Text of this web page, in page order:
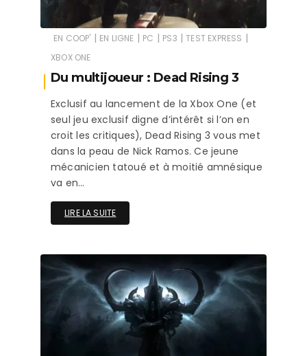
EN COOP' | EN LIGNE | PC | PS3 | TEST EXPRESS |
XBOX ONE
Du multijoueur : Dead Rising 3
Exclusif au lancement de la Xbox One (et
seul jeu exclusif digne d’intérêt si l’on en
croit les critiques), Dead Rising 3 vous met
dans la peau de Nick Ramos. Ce jeune
mécanicien tatoué et à moitié amnésique
va en…
LIRE LA SUITE